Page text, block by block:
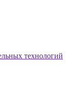
технологий